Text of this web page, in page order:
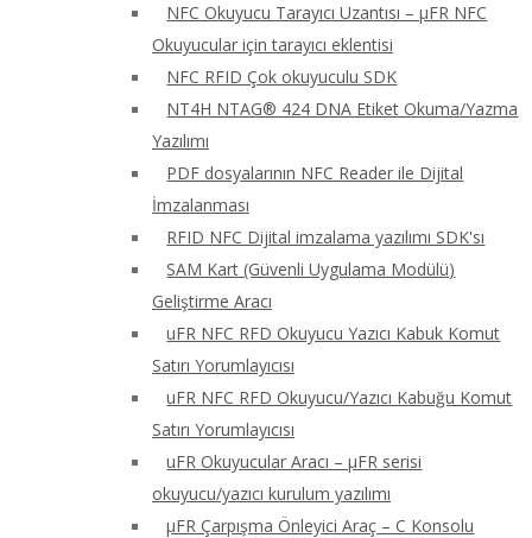
NFC Okuyucu Tarayıcı Uzantısı – μFR NFC
Okuyucular için tarayıcı eklentisi
NFC RFID Çok okuyuculu SDK
NT4H NTAG® 424 DNA Etiket Okuma/Yazma
Yazılımı
PDF dosyalarının NFC Reader ile Dijital
İmzalanması
RFID NFC Dijital imzalama yazılımı SDK'sı
SAM Kart (Güvenli Uygulama Modülü)
Geliştirme Aracı
uFR NFC RFD Okuyucu Yazıcı Kabuk Komut
Satırı Yorumlayıcısı
uFR NFC RFD Okuyucu/Yazıcı Kabuğu Komut
Satırı Yorumlayıcısı
uFR Okuyucular Aracı – μFR serisi
okuyucu/yazıcı kurulum yazılımı
μFR Çarpışma Önleyici Araç – C Konsolu